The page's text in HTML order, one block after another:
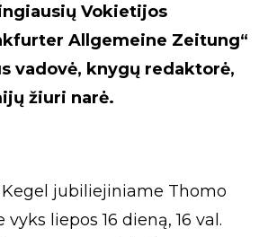
Vokietijos
Allgemeine Zeitung“
vadovė, knygų redaktorė,
žiuri narė.
Kegel jubiliejiniame Thomo
liepos 16 dieną, 16 val.